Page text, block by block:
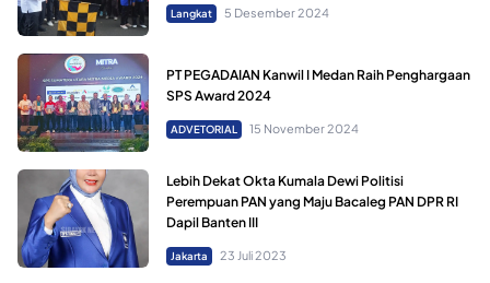
Langkat 5 Desember 2024
PT PEGADAIAN Kanwil I Medan Raih Penghargaan
SPS Award 2024
ADVETORIAL 15 November 2024
Lebih Dekat Okta Kumala Dewi Politisi
Perempuan PAN yang Maju Bacaleg PAN DPR RI
Dapil Banten III
Jakarta 23 Juli 2023